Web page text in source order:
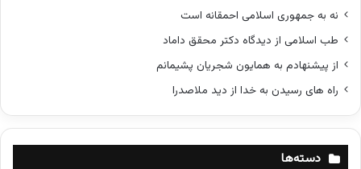
نه به جمهوری اسلامی احمقانه است
طب اسلامی از دیدگاه دکتر محقق داماد
از پیشنهادم به همایون شجریان پشیمانم
راه های رسیدن به خدا از دید ملاصدرا
دسته‌ها